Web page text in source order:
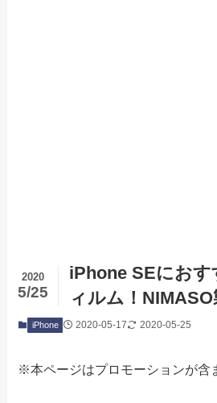
iPhone SEにお
ィルム！
2020
5/25
iPhone 2020-05-17 2020-05-25
※本ページはプロモーションが含